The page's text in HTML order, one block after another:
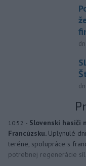
10:52 - Slovenskí hasiči
Francúzsku. Uplynulé
teréne, spolupráce s
potrebnej regenerácie síl.